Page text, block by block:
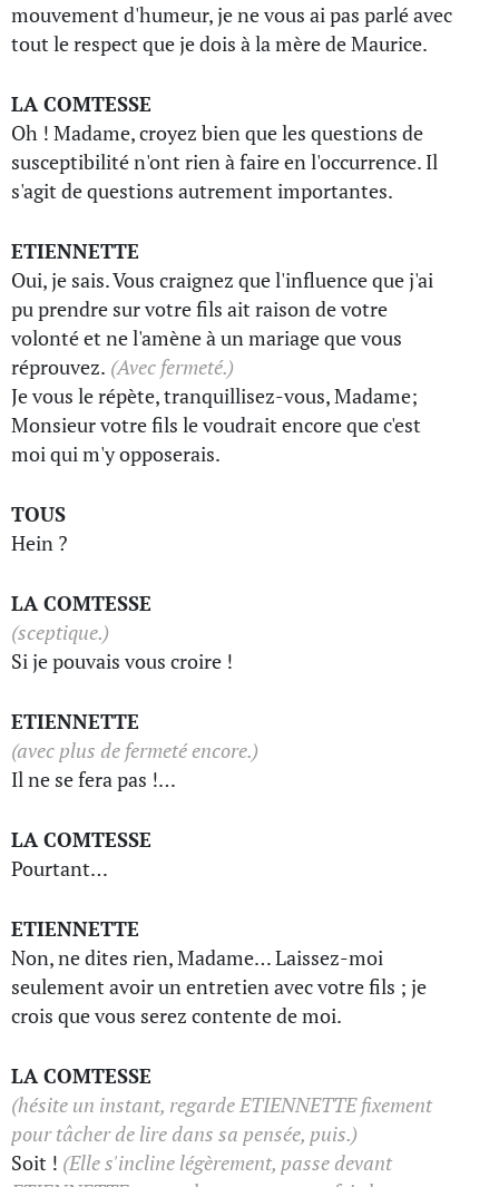
mouvement d'humeur, je ne vous ai pas parlé avec
tout le respect que je dois à la mère de Maurice.
LA COMTESSE
Oh ! Madame, croyez bien que les questions de
susceptibilité n'ont rien à faire en l'occurrence. Il
s'agit de questions autrement importantes.
ETIENNETTE
Oui, je sais. Vous craignez que l'influence que j'ai
pu prendre sur votre fils ait raison de votre
volonté et ne l'amène à un mariage que vous
réprouvez. (Avec fermeté.)
Je vous le répète, tranquillisez-vous, Madame;
Monsieur votre fils le voudrait encore que c'est
moi qui m'y opposerais.
TOUS
Hein ?
LA COMTESSE
(sceptique.)
Si je pouvais vous croire !
ETIENNETTE
(avec plus de fermeté encore.)
Il ne se fera pas !…
LA COMTESSE
Pourtant…
ETIENNETTE
Non, ne dites rien, Madame… Laissez-moi
seulement avoir un entretien avec votre fils ; je
crois que vous serez contente de moi.
LA COMTESSE
(hésite un instant, regarde ETIENNETTE fixement
pour tâcher de lire dans sa pensée, puis.)
Soit ! (Elle s'incline légèrement, passe devant